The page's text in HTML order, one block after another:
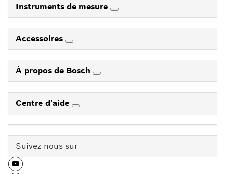
Instruments de mesure
Accessoires
À propos de Bosch
Centre d’aide
Suivez-nous sur